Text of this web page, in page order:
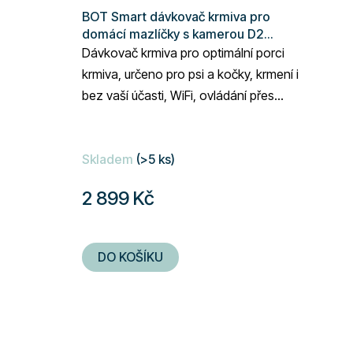
BOT Smart dávkovač krmiva pro
domácí mazlíčky s kamerou D2
Tuya WiFi bílý
Dávkovač krmiva pro optimální porci
krmiva, určeno pro psi a kočky, krmení i
bez vaší účasti, WiFi, ovládání přes
hodnocení
je
z
5
Skladem (>5 ks)
2 899 Kč
DO KOŠÍKU